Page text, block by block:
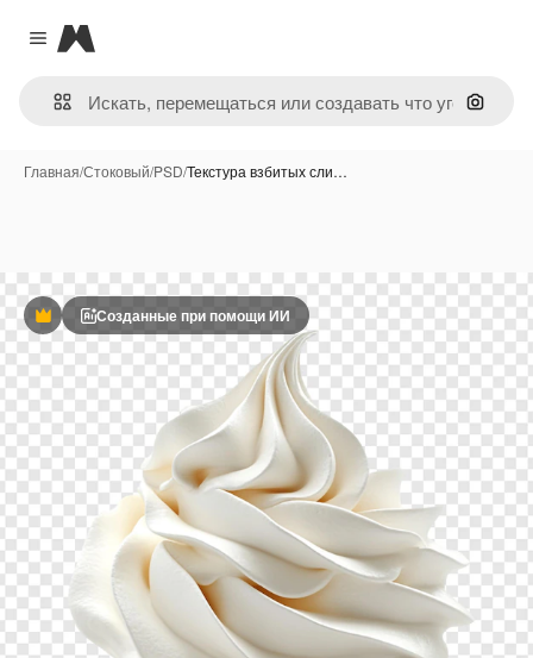
Close menu
Magnific
Поиск
Главная/Стоковый/PSD/Текстура взбитых сли…
ПремиумСозданные при помощи ИИ